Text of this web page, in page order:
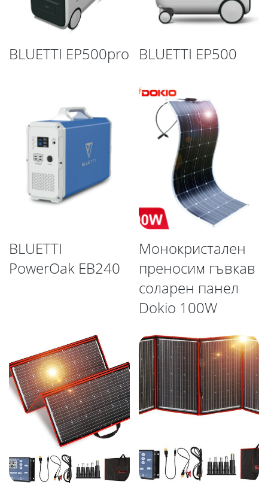
BLUETTI EP500pro BLUETTI EP500
BLUETTI
PowerOak EB240
Монокристален
преносим гъвкав
соларен панел
Dokio 100W